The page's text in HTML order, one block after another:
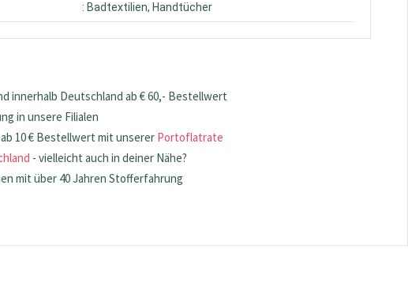
: Badtextilien, Handtücher
innerhalb Deutschland ab € 60,- Bestellwert
in unsere Filialen
10 € Bestellwert mit unserer Portoflatrate
- vielleicht auch in deiner Nähe?
mit über 40 Jahren Stofferfahrung